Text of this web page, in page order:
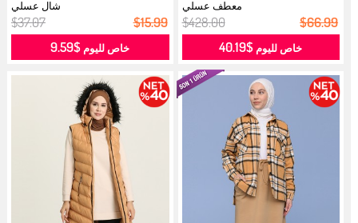
معطف عسلي
$428.00 $66.99
خاص لليوم $40.19
شال عسلي
$37.07 $15.99
خاص لليوم $9.59